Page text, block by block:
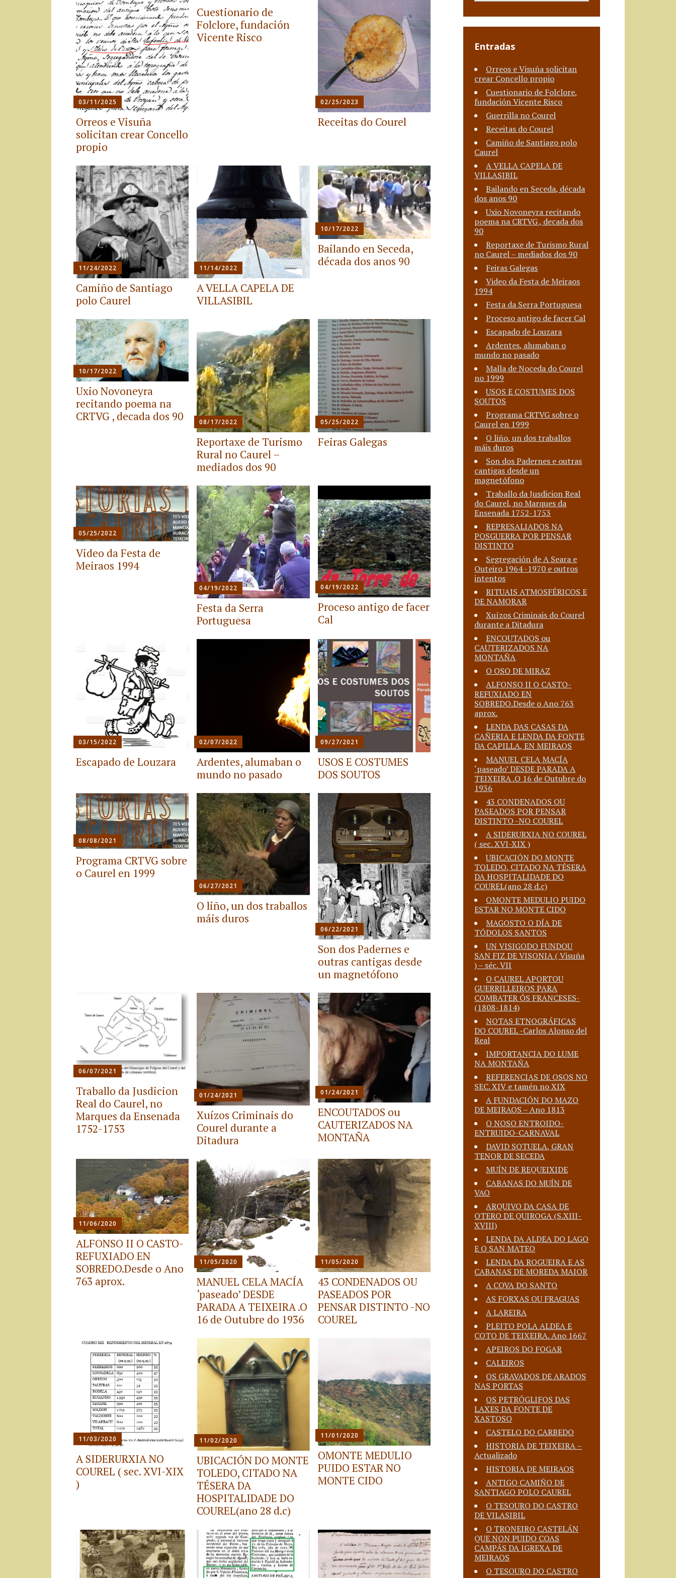
03/11/2025
Orreos e Visuña
solicitan crear Concello
propio
Cuestionario de
Folclore, fundación
Vicente Risco
02/25/2023
Receitas do Courel
11/24/2022
Camiño de Santiago
polo Caurel
11/14/2022
A VELLA CAPELA DE
VILLASIBIL
10/17/2022
Bailando en Seceda,
década dos anos 90
10/17/2022
Uxio Novoneyra
recitando poema na
CRTVG , decada dos 90
08/17/2022
Reportaxe de Turismo
Rural no Caurel –
mediados dos 90
05/25/2022
Feiras Galegas
05/25/2022
Video da Festa de
Meiraos 1994
04/19/2022
Festa da Serra
Portuguesa
04/19/2022
Proceso antigo de facer
Cal
03/15/2022
Escapado de Louzara
02/07/2022
Ardentes, alumaban o
mundo no pasado
09/27/2021
USOS E COSTUMES
DOS SOUTOS
08/08/2021
Programa CRTVG sobre
o Caurel en 1999
06/27/2021
O liño, un dos traballos
máis duros
06/22/2021
Son dos Padernes e
outras cantigas desde
un magnetófono
06/07/2021
Traballo da Jusdicion
Real do Caurel, no
Marques da Ensenada
1752-1753
01/24/2021
Xuízos Criminais do
Courel durante a
Ditadura
01/24/2021
ENCOUTADOS ou
CAUTERIZADOS NA
MONTAÑA
11/06/2020
ALFONSO II O CASTO-
REFUXIADO EN
SOBREDO.Desde o Ano
763 aprox.
11/05/2020
MANUEL CELA MACÍA
‘paseado’ DESDE
PARADA A TEIXEIRA .O
16 de Outubre do 1936
11/05/2020
43 CONDENADOS OU
PASEADOS POR
PENSAR DISTINTO -NO
COUREL
11/03/2020
A SIDERURXIA NO
COUREL ( sec. XVI-XIX
)
11/02/2020
UBICACIÓN DO MONTE
TOLEDO, CITADO NA
TÉSERA DA
HOSPITALIDADE DO
COUREL(ano 28 d.c)
11/01/2020
OMONTE MEDULIO
PUIDO ESTAR NO
MONTE CIDO
Entradas
Orreos e Visuña solicitan
crear Concello propio
Cuestionario de Folclore,
fundación Vicente Risco
Guerrilla no Courel
Receitas do Courel
Camiño de Santiago polo
Caurel
A VELLA CAPELA DE
VILLASIBIL
Bailando en Seceda, década
dos anos 90
Uxio Novoneyra recitando
poema na CRTVG , decada dos
90
Reportaxe de Turismo Rural
no Caurel – mediados dos 90
Feiras Galegas
Video da Festa de Meiraos
1994
Festa da Serra Portuguesa
Proceso antigo de facer Cal
Escapado de Louzara
Ardentes, alumaban o
mundo no pasado
Malla de Noceda do Courel
no 1999
USOS E COSTUMES DOS
SOUTOS
Programa CRTVG sobre o
Caurel en 1999
O liño, un dos traballos
máis duros
Son dos Padernes e outras
cantigas desde un
magnetófono
Traballo da Jusdicion Real
do Caurel, no Marques da
Ensenada 1752-1753
REPRESALIADOS NA
POSGUERRA POR PENSAR
DISTINTO
Segregación de A Seara e
Outeiro 1964 -1970 e outros
intentos
RITUAIS ATMOSFÉRICOS E
DE NAMORAR
Xuízos Criminais do Courel
durante a Ditadura
ENCOUTADOS ou
CAUTERIZADOS NA
MONTAÑA
O OSO DE MIRAZ
ALFONSO II O CASTO-
REFUXIADO EN
SOBREDO.Desde o Ano 763
aprox.
LENDA DAS CASAS DA
CAÑERIA E LENDA DA FONTE
DA CAPILLA, EN MEIRAOS
MANUEL CELA MACÍA
‘paseado’ DESDE PARADA A
TEIXEIRA .O 16 de Outubre do
1936
43 CONDENADOS OU
PASEADOS POR PENSAR
DISTINTO -NO COUREL
A SIDERURXIA NO COUREL
( sec. XVI-XIX )
UBICACIÓN DO MONTE
TOLEDO, CITADO NA TÉSERA
DA HOSPITALIDADE DO
COUREL(ano 28 d.c)
OMONTE MEDULIO PUIDO
ESTAR NO MONTE CIDO
MAGOSTO O DÍA DE
TÓDOLOS SANTOS
UN VISIGODO FUNDOU
SAN FIZ DE VISONIA ( Visuña
) – séc. VII
O CAUREL APORTOU
GUERRILLEIROS PARA
COMBATER ÓS FRANCESES-
(1808-1814)
NOTAS ETNOGRÁFICAS
DO COUREL -Carlos Alonso del
Real
IMPORTANCIA DO LUME
NA MONTAÑA
REFERENCIAS DE OSOS NO
SEC. XIV e tamén no XIX
A FUNDACIÓN DO MAZO
DE MEIRAOS – Ano 1813
O NOSO ENTROIDO-
ENTRUIDO-CARNAVAL
DAVID SOTUELA, GRAN
TENOR DE SECEDA
MUÍN DE REQUEIXIDE
CABANAS DO MUÍN DE
VAO
ARQUIVO DA CASA DE
OTERO DE QUIROGA (S.XIII-
XVIII)
LENDA DA ALDEA DO LAGO
E O SAN MATEO
LENDA DA ROGUEIRA E AS
CABANAS DE MOREDA MAIOR
A COVA DO SANTO
AS FORXAS OU FRAGUAS
A LAREIRA
PLEITO POLA ALDEA E
COTO DE TEIXEIRA. Ano 1667
APEIROS DO FOGAR
CALEIROS
OS GRAVADOS DE ARADOS
NAS PORTAS
OS PETRÓGLIFOS DAS
LAXES DA FONTE DE
XASTOSO
CASTELO DO CARBEDO
HISTORIA DE TEIXEIRA –
Actualizado
HISTORIA DE MEIRAOS
ANTIGO CAMIÑO DE
SANTIAGO POLO CAUREL
O TESOURO DO CASTRO
DE VILASIBIL
O TRONEIRO CASTELÁN
QUE NON PUIDO COAS
CAMPÁS DA IGREXA DE
MEIRAOS
O TESOURO DO CASTRO